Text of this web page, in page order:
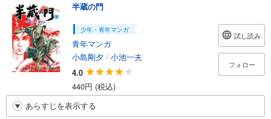
半蔵の門
少年・青年マンガ
青年マンガ
小島剛夕 / 小池一夫
4.0
440円 (税込)
試し読み
フォロー
あらすじを表示する